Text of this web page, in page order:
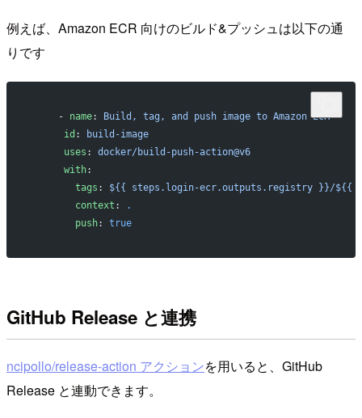
例えば、Amazon ECR 向けのビルド&プッシュは以下の通
りです
     -
name:
Build, tag, and push image to Amazon ECR
      id
:
build-image
      uses
: docker/build-push-action@v6
      with
:
        tags
: ${{ steps.login-ecr.outputs.registry }}/${{
        context
:
.
        push
: true
GitHub Release と連携
ncipollo/release-action アクションを用いると、GitHub
Release と連動できます。